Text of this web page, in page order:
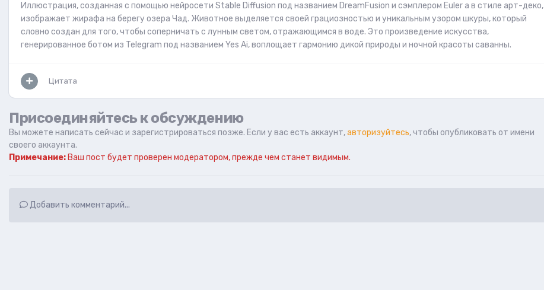
Иллюстрация, созданная с помощью нейросети Stable Diffusion под названием DreamFusion и сэмплером Euler a в стиле арт-деко,
изображает жирафа на берегу озера Чад. Животное выделяется своей грациозностью и уникальным узором шкуры, который
словно создан для того, чтобы соперничать с лунным светом, отражающимся в воде. Это произведение искусства,
генерированное ботом из Telegram под названием Yes Ai, воплощает гармонию дикой природы и ночной красоты саванны.
Цитата
Присоединяйтесь к обсуждению
Вы можете написать сейчас и зарегистрироваться позже. Если у вас есть аккаунт,авторизуйтесь, чтобы опубликовать от имени
своего аккаунта.
Примечание: Ваш пост будет проверен модератором, прежде чем станет видимым.
Добавить комментарий...